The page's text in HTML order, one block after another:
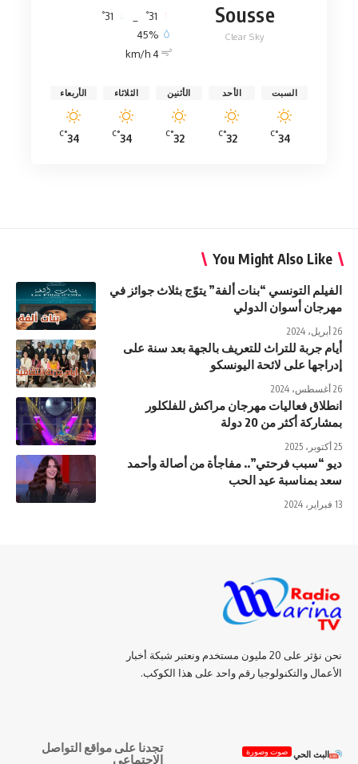
Sousse
Clear Sky
31
°
31
°
45%
4 km/h
السبت
34
°C
الأحد
32
°C
الأثنين
32
°C
الثلاثاء
34
°C
الأربعاء
34
°C
You Might Also Like
الفيلم التونسي “بنات ألفة” يتوّج بثلاث جوائز في
مهرجان أسوان الدولي
26 أبريل، 2024
أيام جربة للتراث للتعريف بالجهة بعد سنة على
إدراجها على لائحة اليونسكو
26 أغسطس، 2024
انطلاق فعاليات مهرجان مراكش للفلكلور
بمشاركة أكثر من 20 دولة
25 أكتوبر، 2025
ديو “سبب فرحتي”.. مفاجأة من أصالة وأحمد
سعد بمناسبة عيد الحب
13 فبراير، 2024
نحن نؤثر على 20 مليون مستخدم ونعتبر شبكة أخبار
الأعمال والتكنولوجيا رقم واحد على هذا الكوكب.
البث الحي صوت وصورة
تجدنا على مواقع التواصل
الاجتماعي